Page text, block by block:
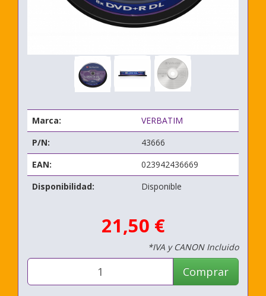
Marca:
VERBATIM
P/N:
43666
EAN:
023942436669
Disponibilidad:
Disponible
21,50 €
*IVA y CANON Incluido
Comprar